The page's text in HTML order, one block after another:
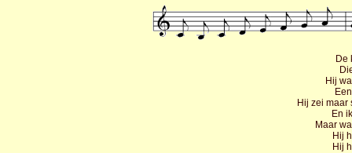
De
Hij
Hij zei maar
En
Maar
Hij
Hij